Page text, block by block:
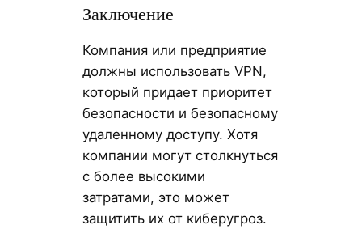
Заключение
Компания или предприятие
должны использовать VPN,
который придает приоритет
безопасности и безопасному
удаленному доступу. Хотя
компании могут столкнуться
с более высокими
затратами, это может
защитить их от киберугроз.